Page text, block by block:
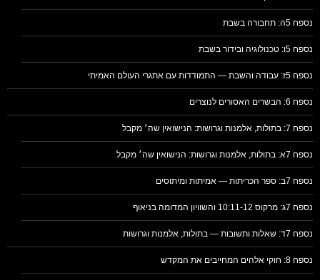
נספח 5ה: תחבורה בשבת
נספח 5ו: טכנולוגיה ובידור בשבת
נספח 5ז: עבודה והשבת — התמודדות עם אתגרי העולם האמיתי
נספח 6: הבשרים האסורים לנוצרים
נספח 7: בתולות, אלמנות וגרושות: הנישואין שה׳ מקבל
נספח 7א: בתולות, אלמנות וגרושות: הנישואין שה׳ מקבל
נספח 7ב: ספר הכריתות — אמיתות ומיתוסים
נספח 7ג: מרקוס 10:11-12 והשוויון המדומה בניאוף
נספח 7ד: שאלות ותשובות — בתולות, אלמנות וגרושות
נספח 8: חוקי אלהים המחייבים את המקדש